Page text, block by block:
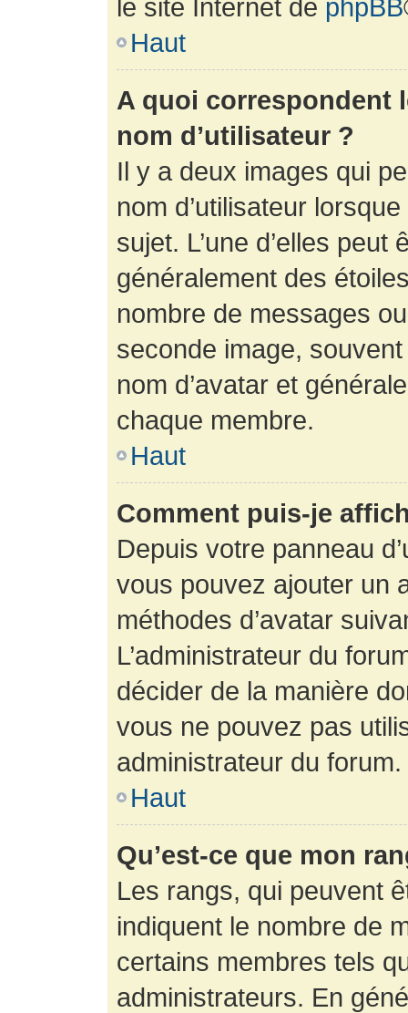
le site Internet de phpBB
Haut
A quoi correspondent
nom d’utilisateur ?
Il y a deux images qui
nom d’utilisateur
sujet. L’une d’elles
généralement des
nombre de messages
seconde image,
nom d’avatar et
chaque membre.
Haut
Comment puis-je
Depuis votre panneau
vous pouvez ajouter un
méthodes d’avatar
L’administrateur du
décider de la manière
vous ne pouvez pas
administrateur du forum.
Haut
Qu’est-ce que mon
Les rangs, qui peuvent
indiquent le nombre de
certains membres tels
administrateurs. En